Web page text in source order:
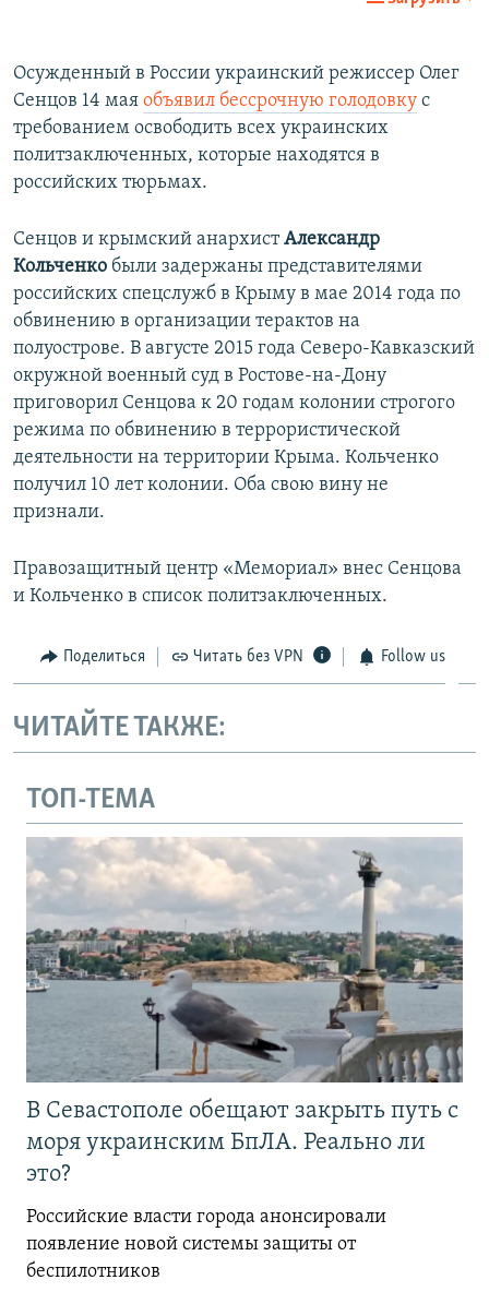
Осужденный в России украинский режиссер Олег
Сенцов 14 мая объявил бессрочную голодовку с
требованием освободить всех украинских
политзаключенных, которые находятся в
российских тюрьмах.
Сенцов и крымский анархистАлександр
Кольченко были задержаны представителями
российских спецслужб в Крыму в мае 2014 года по
обвинению в организации терактов на
полуострове. В августе 2015 года Северо-Кавказский
окружной военный суд в Ростове-на-Дону
приговорил Сенцова к 20 годам колонии строгого
режима по обвинению в террористической
деятельности на территории Крыма. Кольченко
получил 10 лет колонии. Оба свою вину не
признали.
Правозащитный центр «Мемориал» внес Сенцова
и Кольченко в список политзаключенных.
Поделиться Читать без VPN Follow us
ЧИТАЙТЕ ТАКЖЕ:
ТОП-ТЕМА
В Севастополе обещают закрыть путь с
моря украинским БпЛА. Реально ли
это?
Российские власти города анонсировали
появление новой системы защиты от
беспилотников